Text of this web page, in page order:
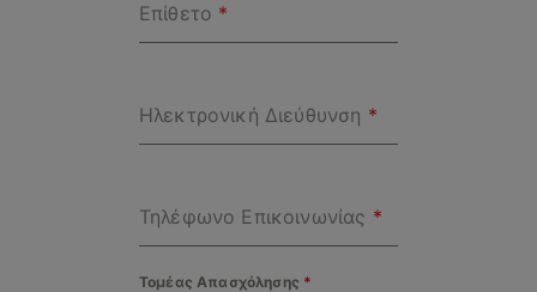
Επίθετο *
Ηλεκτρονική Διεύθυνση *
Τηλέφωνο Επικοινωνίας *
Τομέας Απασχόλησης *